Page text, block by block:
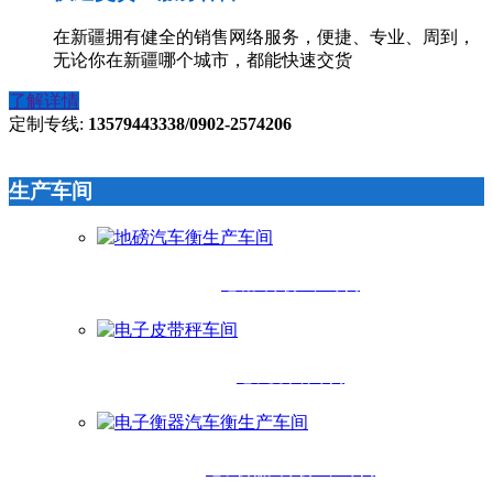
在新疆拥有健全的销售网络服务，便捷、专业、周到，
无论你在新疆哪个城市，都能快速交货
了解详情
定制专线: 13579443338/0902-2574206
生产车间